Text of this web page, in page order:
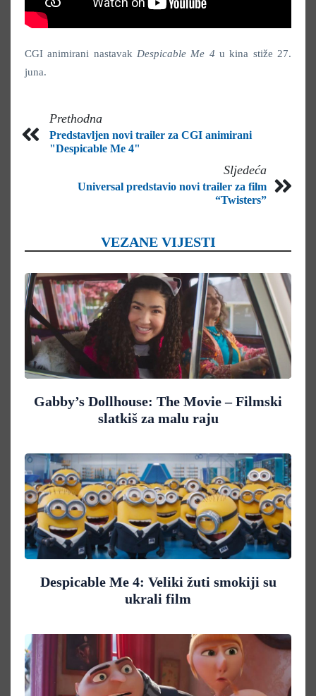
CGI animirani nastavak Despicable Me 4 u kina stiže 27.
juna.
Prethodna
Predstavljen novi trailer za CGI animirani
"Despicable Me 4"
Sljedeća
Universal predstavio novi trailer za film
“Twisters”
VEZANE VIJESTI
Gabby’s Dollhouse: The Movie – Filmski
slatkiš za malu raju
Despicable Me 4: Veliki žuti smokiji su
ukrali film